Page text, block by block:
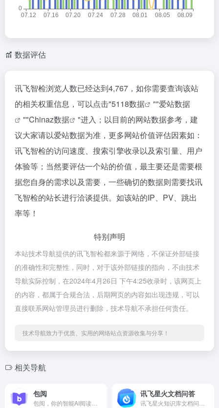
数据评估
讯飞智检浏览人数已经达到4,767，如你需要查询该站
的相关权重信息，可以点击"5118数据 ""爱站数据
""Chinaz数据
"进入；以目前的网站数据参考，建
议大家请以爱站数据为准，更多网站价值评估因素如：
讯飞智检的访问速度、搜索引擎收录以及索引量、用户
体验等；当然要评估一个站的价值，最主要还是需要根
据您自身的需求以及需要，一些确切的数据则需要找讯
飞智检的站长进行洽谈提供。如该站的IP、PV、跳出
率等！
特别声明
本站技术导航提供的讯飞智检都来源于网络，不保证外部链接
的准确性和完整性，同时，对于该外部链接的指向，不由技术
导航实际控制，在2024年4月26日 下午4:25收录时，该网页上
的内容，都属于合规合法，后期网页的内容如出现违规，可以
直接联系网站管理员进行删除，技术导航不承担任何责任。
技术导航致力于优质、实用的网络站点资源收集与分享！
相关导航
包阅
包阅，你的智能AI阅读助手。
讯飞星火文档问答
讯飞星火知识库文档问答，让大模型助你高效了解文档内容。